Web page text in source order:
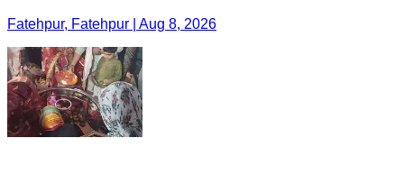
Fatehpur, Fatehpur | Aug 8, 2026